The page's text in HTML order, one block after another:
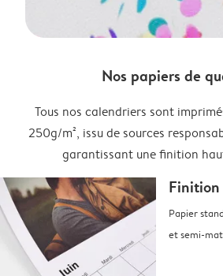
Nos papiers de
Tous nos calendriers sont
250g/m², issu de sources
garantissant une finition
Papier
et semi-